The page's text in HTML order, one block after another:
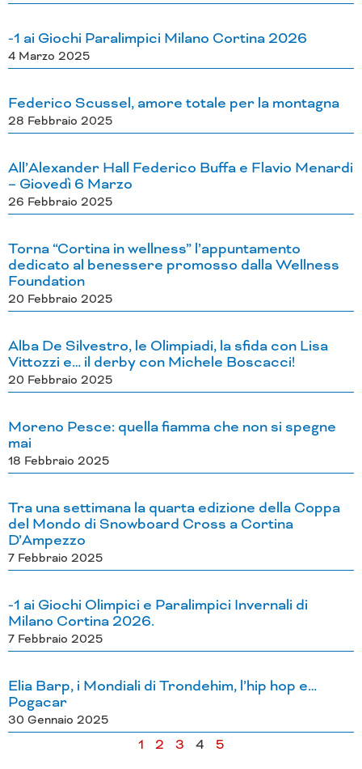
-1 ai Giochi Paralimpici Milano Cortina 2026
4 Marzo 2025
Federico Scussel, amore totale per la montagna
28 Febbraio 2025
All’Alexander Hall Federico Buffa e Flavio Menardi
– Giovedì 6 Marzo
26 Febbraio 2025
Torna “Cortina in wellness” l’appuntamento
dedicato al benessere promosso dalla Wellness
Foundation
20 Febbraio 2025
Alba De Silvestro, le Olimpiadi, la sfida con Lisa
Vittozzi e… il derby con Michele Boscacci!
20 Febbraio 2025
Moreno Pesce: quella fiamma che non si spegne
mai
18 Febbraio 2025
Tra una settimana la quarta edizione della Coppa
del Mondo di Snowboard Cross a Cortina
D’Ampezzo
7 Febbraio 2025
-1 ai Giochi Olimpici e Paralimpici Invernali di
Milano Cortina 2026.
7 Febbraio 2025
Elia Barp, i Mondiali di Trondehim, l’hip hop e…
Pogacar
30 Gennaio 2025
1 2 3 4 5